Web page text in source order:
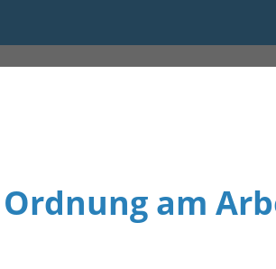
09:00 bis 12:00
am